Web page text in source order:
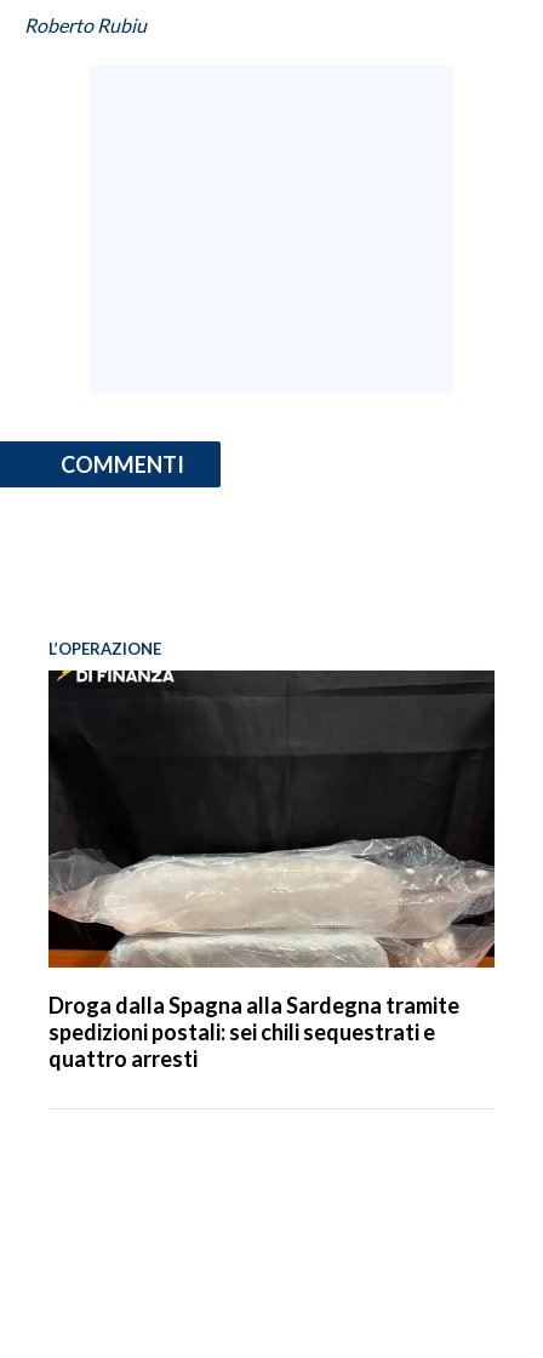
Roberto Rubiu
COMMENTI
L’OPERAZIONE
Droga dalla Spagna alla Sardegna tramite
spedizioni postali: sei chili sequestrati e
quattro arresti